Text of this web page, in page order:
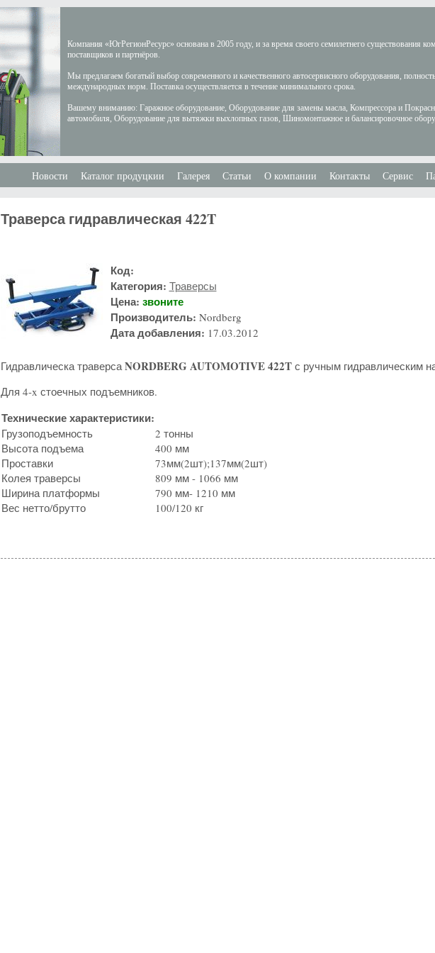
Компания «ЮгРегионРесурс» основана в 2005 году, и за время своего семилетнего существования
поставщиков и партнёров.
Мы предлагаем богатый выбор современного и качественного автосервисного оборудования,
международных норм. Поставка осуществляется в течение минимального срока.
Вашему вниманию: Гаражное оборудование, Оборудование для замены масла, Компрессора и
автомобиля, Оборудование для вытяжки выхлопных газов, Шиномонтажное и балансировочное
Новости Каталог продуцкии Галерея Статьи О компании Контакты Сервис
Траверса гидравлическая 422T
Код:
Категория: Траверсы
Цена: звоните
Производитель: Nordberg
Дата добавления: 17.03.2012
Гидравлическа траверсаNORDBERG AUTOMOTIVE 422T с ручным гидравлическим
Для 4-x стоечных подъемников.
Технические характеристики:
Грузоподъемность
2 тонны
Высота подъема
400 мм
Проставки
73мм(2шт);137мм(2шт)
Колея траверсы
809 мм - 1066 мм
Ширина платформы
790 мм- 1210 мм
Вес нетто/брутто
100/120 кг